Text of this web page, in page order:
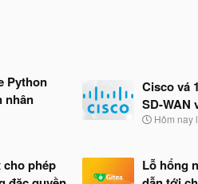
Python
nhân
Cisco vá
SD-WAN
N
y
b
Hôm nay
cho phép
Lỗ hổng